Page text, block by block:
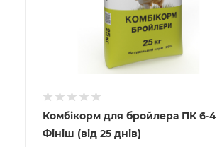
Комбікорм для бройлера ПК 6-4
Фініш (від 25 днів)